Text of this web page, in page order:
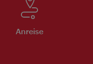
Anreise